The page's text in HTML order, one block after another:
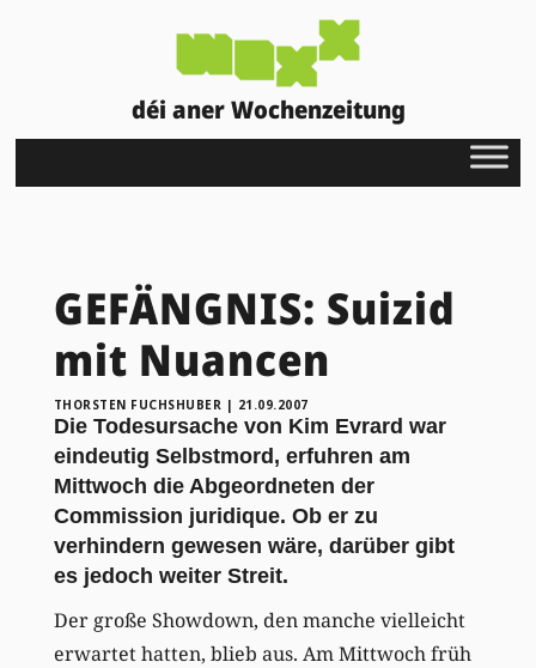
déi aner Wochenzeitung
GEFÄNGNIS: Suizid
mit Nuancen
THORSTEN FUCHSHUBER | 21.09.2007
Die Todesursache von Kim Evrard war
eindeutig Selbstmord, erfuhren am
Mittwoch die Abgeordneten der
Commission juridique. Ob er zu
verhindern gewesen wäre, darüber gibt
es jedoch weiter Streit.
Der große Showdown, den manche vielleicht
erwartet hatten, blieb aus. Am Mittwoch früh